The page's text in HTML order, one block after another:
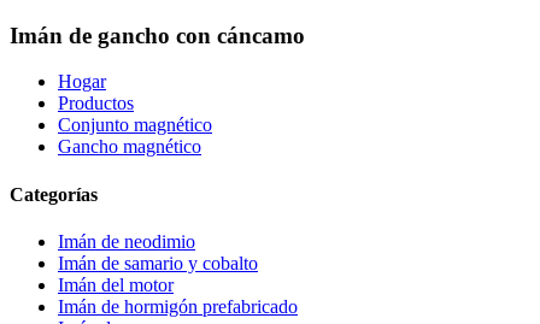
Imán de gancho con cáncamo
Hogar
Productos
Conjunto magnético
Gancho magnético
Categorías
Imán de neodimio
Imán de samario y cobalto
Imán del motor
Imán de hormigón prefabricado